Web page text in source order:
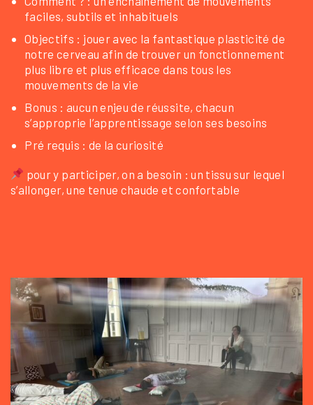
faciles, subtils et inhabituels
Objectifs : jouer avec la fantastique plasticité de
notre cerveau afin de trouver un fonctionnement
plus libre et plus efficace dans tous les
mouvements de la vie
⁠Bonus : aucun enjeu de réussite, chacun
s’approprie l’apprentissage selon ses besoins
⁠Pré requis : de la curiosité
pour y participer, on a besoin : un tissu sur lequel
s’allonger, une tenue chaude et confortable